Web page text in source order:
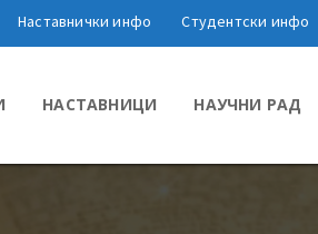
Наставнички инфо Студентски инфо
НАСТАВНИЦИ НАУЧНИ РАД